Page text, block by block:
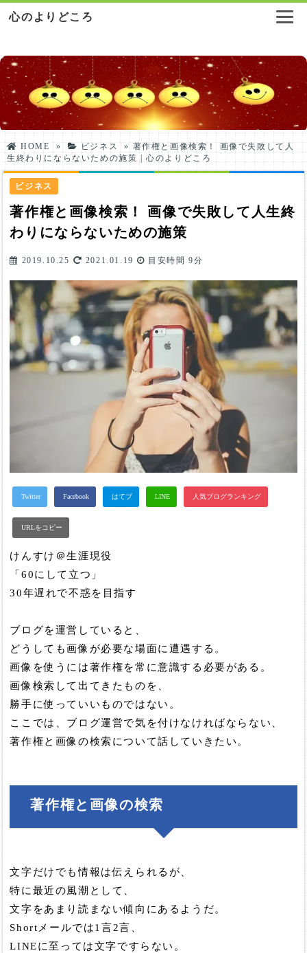
心のよりどころ
HOME » ビジネス » 著作権と画像検索！ 画像で失敗して人
生終わりにならないための施策 | 心のよりどころ
ビジネス
著作権と画像検索！ 画像で失敗して人生終
わりにならないための施策
2019.10.25 2021.01.19 目安時間9分
けんすけ＠生涯現役
「60にして立つ」
30年遅れで不惑を目指す
ブログを運営していると、
どうしても画像が必要な場面に遭遇する。
画像を使うには著作権を常に意識する必要がある。
画像検索して出てきたものを、
勝手に使っていいものではない。
ここでは、ブログ運営で気を付けなければならない、
著作権と画像の検索について話していきたい。
著作権と画像の検索
文字だけでも情報は伝えられるが、
特に最近の風潮として、
文字をあまり読まない傾向にあるようだ。
Shortメールでは1言2言、
LINEに至っては文字ですらない。